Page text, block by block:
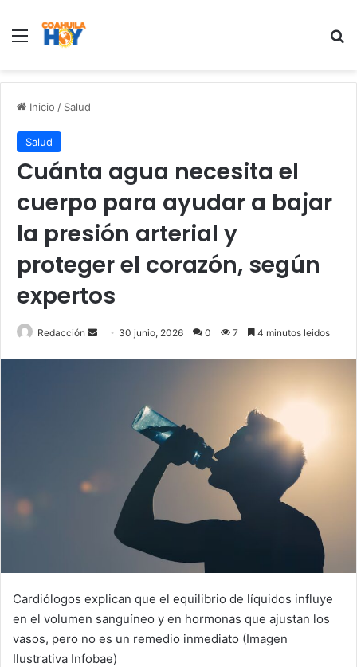
Menu
Inicio / Salud
Salud
Cuánta agua necesita el
cuerpo para ayudar a bajar
la presión arterial y
proteger el corazón, según
expertos
Redacción 30 junio, 2026 0 7 4 minutos leidos
Cardiólogos explican que el equilibrio de líquidos influye
en el volumen sanguíneo y en hormonas que ajustan los
vasos, pero no es un remedio inmediato (Imagen
Ilustrativa Infobae)